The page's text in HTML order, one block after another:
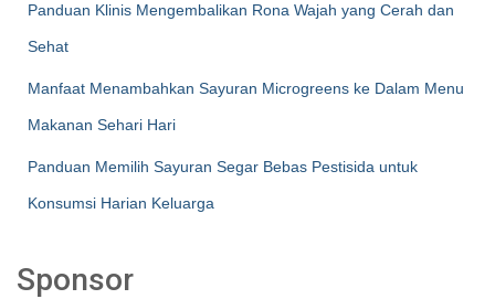
Panduan Klinis Mengembalikan Rona Wajah yang Cerah dan
Sehat
Manfaat Menambahkan Sayuran Microgreens ke Dalam Menu
Makanan Sehari Hari
Panduan Memilih Sayuran Segar Bebas Pestisida untuk
Konsumsi Harian Keluarga
Sponsor